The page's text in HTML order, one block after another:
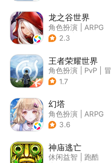
龙之谷世界
角色扮演
ARPG
| 奇幻
2.3
王者荣耀世界
角色扮演 PvP
| 开放世界
1.7
幻塔
角色扮演
ARPG
| 奇幻
3.6
神庙逃亡
休闲益智
跑酷